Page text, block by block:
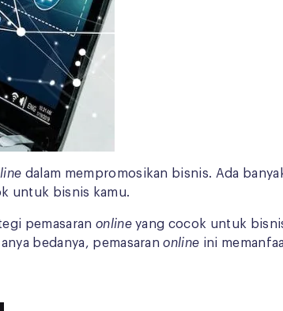
dalam mempromosikan bisnis. Ada
untuk bisnis kamu.
pemasaran onlineyang cocok untuk
bedanya, pemasaranonline ini